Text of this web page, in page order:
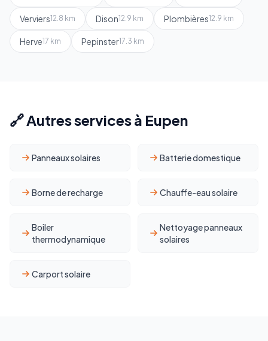
Verviers12.8 km Dison12.9 km Plombières12.9 km
Herve17 km Pepinster17.3 km
🔗 Autres services à Eupen
Panneaux solaires Batterie domestique
Borne de recharge Chauffe-eau solaire
Boiler
thermodynamique
Nettoyage panneaux
solaires
Carport solaire